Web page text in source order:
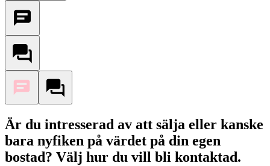
Är du intresserad av att sälja eller kanske
bara nyfiken på värdet på din egen
bostad? Välj hur du vill bli kontaktad.